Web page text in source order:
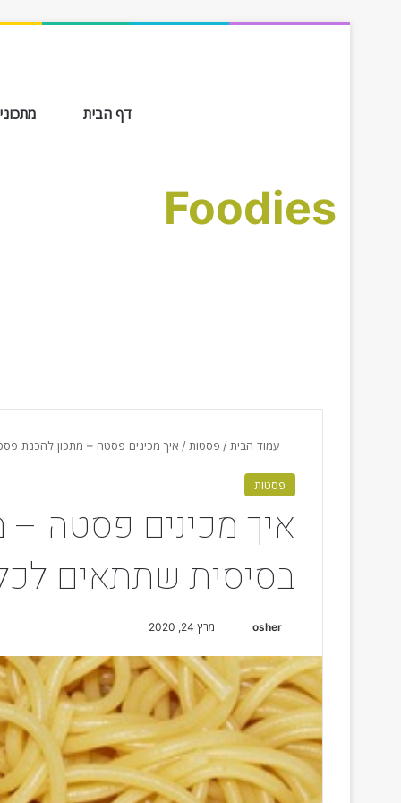
Foodies
דף הבית מתכונים
עמוד הבית / פסטות / איך מכינים פסטה – מתכון להכנת
פסטות
איך מכינים פסטה
בסיסית שתתאים
osher
n
d
a
n
e
m
a
מרץ 24, 2020